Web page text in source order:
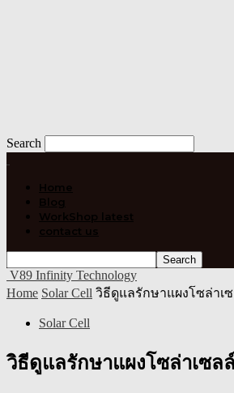
Search
Home
Blog
WorkShop latest
contact us
V89 Infinity Technology
Home Solar Cell วิธีดูแลรักษาแผงโซล่าเ
Solar Cell
วิธีดูแลรักษาแผงโซล่าเซล